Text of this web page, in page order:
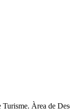
Turisme. Àrea de